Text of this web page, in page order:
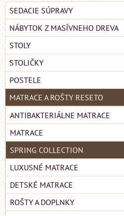
SEDACIE SÚPRAVY
NÁBYTOK Z MASÍVNEHO DREVA
STOLY
STOLIČKY
POSTELE
MATRACE A ROŠTY RESETO
ANTIBAKTERIÁLNE MATRACE
MATRACE
SPRING COLLECTION
LUXUSNÉ MATRACE
DETSKÉ MATRACE
ROŠTY A DOPLNKY